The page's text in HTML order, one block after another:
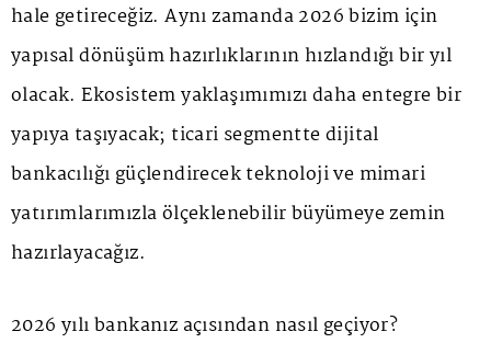
hale getireceğiz. Aynı zamanda 2026 bizim için
yapısal dönüşüm hazırlıklarının hızlandığı bir yıl
olacak. Ekosistem yaklaşımımızı daha entegre bir
yapıya taşıyacak; ticari segmentte dijital
bankacılığı güçlendirecek teknoloji ve mimari
yatırımlarımızla ölçeklenebilir büyümeye zemin
hazırlayacağız.
2026 yılı bankanız açısından nasıl geçiyor?